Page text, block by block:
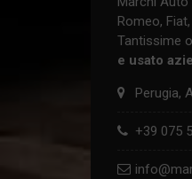
Romeo,
Tantissime
e usato
Perugia,
+39 075